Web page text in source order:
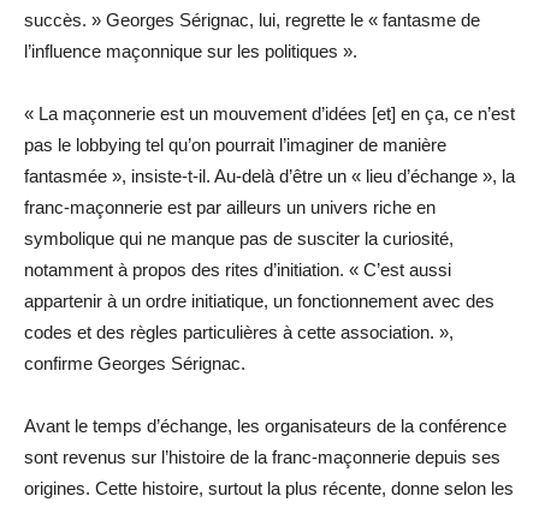
succès. » Georges Sérignac, lui, regrette le « fantasme de
l’influence maçonnique sur les politiques ».
« La maçonnerie est un mouvement d’idées [et] en ça, ce n’est
pas le lobbying tel qu’on pourrait l’imaginer de manière
fantasmée », insiste-t-il. Au-delà d’être un « lieu d’échange », la
franc-maçonnerie est par ailleurs un univers riche en
symbolique qui ne manque pas de susciter la curiosité,
notamment à propos des rites d’initiation. « C’est aussi
appartenir à un ordre initiatique, un fonctionnement avec des
codes et des règles particulières à cette association. »,
confirme Georges Sérignac.
Avant le temps d’échange, les organisateurs de la conférence
sont revenus sur l’histoire de la franc-maçonnerie depuis ses
origines. Cette histoire, surtout la plus récente, donne selon les